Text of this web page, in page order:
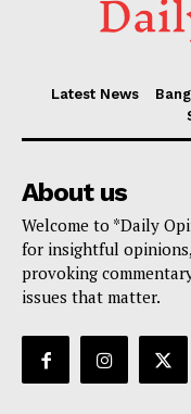
Latest News
About us
Welcome to *Daily
for insightful
provoking
issues that matter.